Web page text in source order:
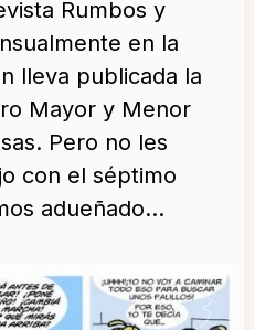
Rumbos y
en la
lleva publicada la
Mayor y Menor
Pero no les
con el séptimo
adueñado…